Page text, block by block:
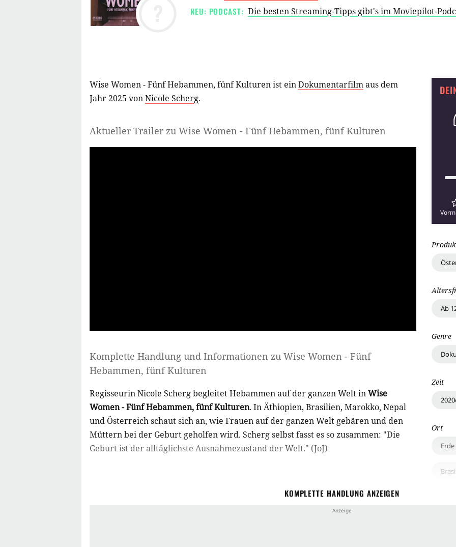
NEU: PODCAST: Die besten Streaming-Tipps gibt's im Moviepilot-
Wise Women - Fünf Hebammen, fünf Kulturen ist einDokumentarfilmaus dem
Jahr 2025 vonNicole Scherg.
Aktueller Trailer zu Wise Women - Fünf Hebammen, fünf Kulturen
Komplette Handlung und Informationen zu Wise Women - Fünf
Hebammen, fünf Kulturen
Regisseurin Nicole Scherg begleitet Hebammen auf der ganzen Welt inWise
Women - Fünf Hebammen, fünf Kulturen. In Äthiopien, Brasilien, Marokko, Nepal
und Österreich schaut sich an, wie Frauen auf der ganzen Welt gebären und den
Müttern bei der Geburt geholfen wird. Scherg selbst fasst es so zusammen: "Die
Geburt ist der alltäglichste Ausnahmezustand der Welt." (JoJ)
Ab
Genre
Zeit
Ort
Erde
KOMPLETTE HANDLUNG ANZEIGEN